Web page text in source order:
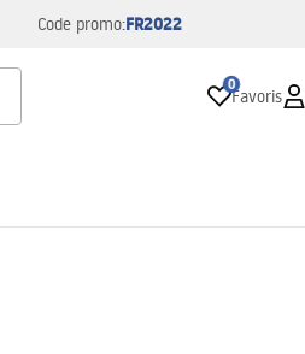
Code promo:FR2022
0
Favoris